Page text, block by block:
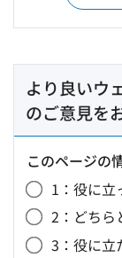
より良いウ
のご意見を
このページの
1：役に立
2：どちら
3：役に立